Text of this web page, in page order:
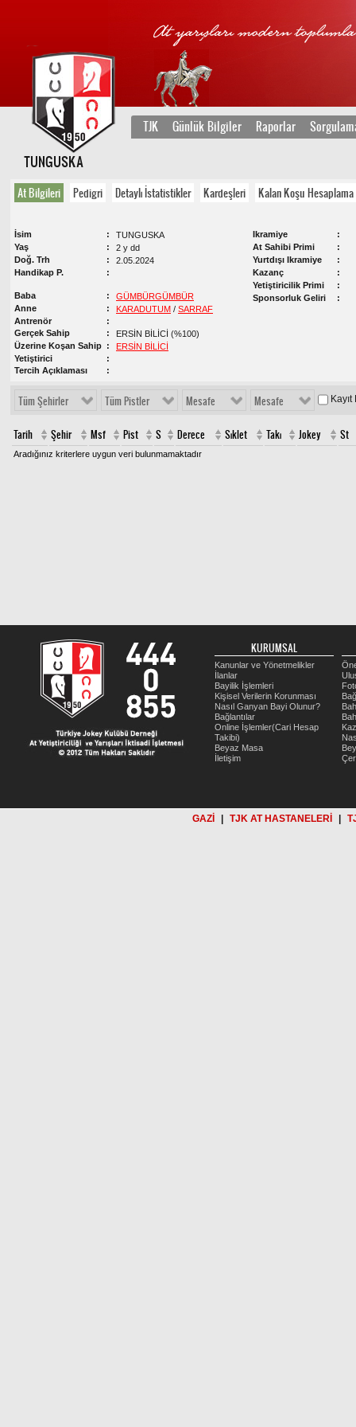
TJK Günlük Bilgiler Raporlar
TUNGUSKA
At Bilgileri Pedigri Detaylı İstatistikler Kardeşleri Kalan Koşu Hesaplama
İsim
TUNGUSKA
Yaş
2 y dd
Doğ. Trh
2.05.2024
Handikap P.
Baba
GÜMBÜRGÜMBÜR
Anne
KARADUTUM / SARRAF
Antrenör
Gerçek Sahip
ERSİN BİLİCİ (%100)
Üzerine Koşan Sahip
ERSİN BİLİCİ
Yetiştirici
Tercih Açıklaması
Ikramiye
At Sahibi Primi
Yurtdışı Ikramiye
Kazanç
Yetiştiricilik Primi
Sponsorluk Geliri
Tüm Şehirler Tüm Pistler Mesafe Mesafe
Tarih Şehir Msf Pist S Derece Sıklet Takı Jokey St
Aradığınız kriterlere uygun veri bulunmamaktadır
KURUMSAL
Kanunlar ve Yönetmelikler
İlanlar
Bayilik İşlemleri
Kişisel Verilerin Korunması
Nasıl Ganyan Bayi Olunur?
Bağlantılar
Online İşlemler(Cari Hesap
Takibi)
Beyaz Masa
İletişim
GAZİ TJK AT HASTANELERİ